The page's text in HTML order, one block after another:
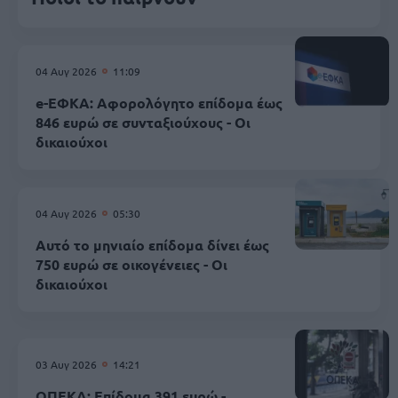
04 Αυγ 2026 11:09
e-ΕΦΚΑ: Αφορολόγητο επίδομα έως
846 ευρώ σε συνταξιούχους - Οι
δικαιούχοι
04 Αυγ 2026 05:30
Αυτό το μηνιαίο επίδομα δίνει έως
750 ευρώ σε οικογένειες - Οι
δικαιούχοι
03 Αυγ 2026 14:21